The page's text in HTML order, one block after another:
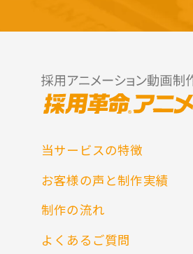
当サービスの特徴
お客様の声と制作実績
制作の流れ
よくあるご質問